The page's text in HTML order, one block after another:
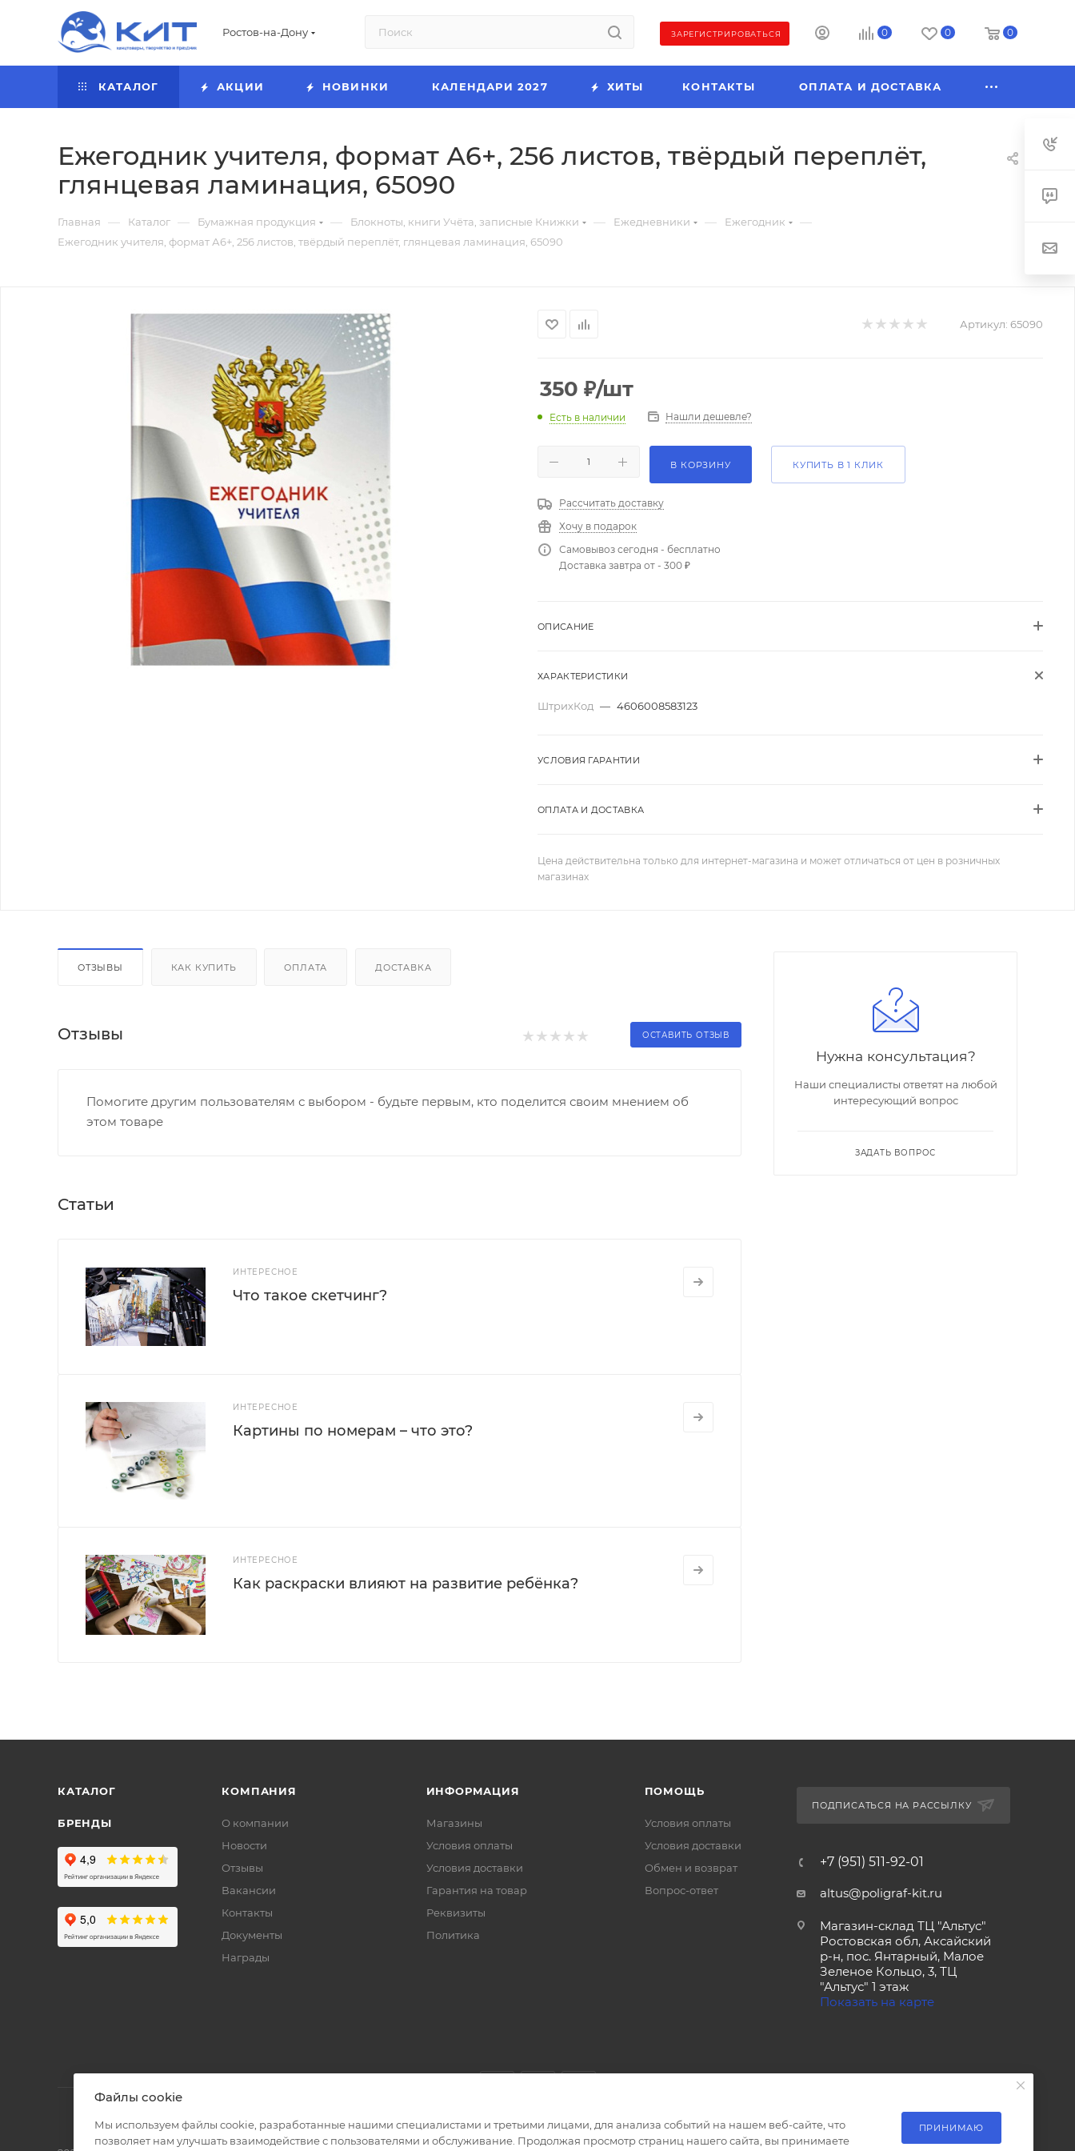
Ростов-на-Дону ЗАРЕГИСТРИРОВАТЬСЯ 0 0 0
КАТАЛОГ АКЦИИ НОВИНКИ КАЛЕНДАРИ 2027 ХИТЫ КОНТАКТЫ ОПЛАТА И ДОСТАВКА
Ежегодник учителя, формат А6+, 256 листов, твёрдый переплёт,
глянцевая ламинация, 65090
Главная — Каталог — Бумажная продукция — Блокноты, книги Учёта, записные Книжки — Ежедневники — Ежегодник —
Ежегодник учителя, формат А6+, 256 листов, твёрдый переплёт, глянцевая ламинация, 65090
Артикул: 65090
350 ₽/шт
Есть в наличии Нашли дешевле?
В КОРЗИНУ КУПИТЬ В 1 КЛИК
Рассчитать доставку
Хочу в подарок
Самовывоз сегодня - бесплатно
Доставка завтра от - 300 ₽
ОПИСАНИЕ
ХАРАКТЕРИСТИКИ
ШтрихКод — 4606008583123
УСЛОВИЯ ГАРАНТИИ
ОПЛАТА И ДОСТАВКА
Цена действительна только для интернет-магазина и может отличаться от цен в розничных
магазинах
ОТЗЫВЫ КАК КУПИТЬ ОПЛАТА ДОСТАВКА
Отзывы ОСТАВИТЬ ОТЗЫВ
Помогите другим пользователям с выбором - будьте первым, кто поделится своим мнением об
этом товаре
Статьи
ИНТЕРЕСНОЕ
Что такое скетчинг?
ИНТЕРЕСНОЕ
Картины по номерам – что это?
ИНТЕРЕСНОЕ
Как раскраски влияют на развитие ребёнка?
Нужна консультация?
Наши специалисты ответят на любой
интересующий вопрос
ЗАДАТЬ ВОПРОС
КАТАЛОГ
БРЕНДЫ
КОМПАНИЯ
О компании
Новости
Отзывы
Вакансии
Контакты
Документы
Награды
ИНФОРМАЦИЯ
Магазины
Условия оплаты
Условия доставки
Гарантия на товар
Реквизиты
Политика
ПОМОЩЬ
Условия оплаты
Условия доставки
Обмен и возврат
Вопрос-ответ
ПОДПИСАТЬСЯ НА РАССЫЛКУ
+7 (951) 511-92-01
altus@poligraf-kit.ru
Магазин-склад ТЦ "Альтус"
Ростовская обл, Аксайский
р-н, пос. Янтарный, Малое
Зеленое Кольцо, 3, ТЦ
"Альтус" 1 этаж
Показать на карте
Файлы cookie
Мы используем файлы cookie, разработанные нашими специалистами и третьими лицами, для анализа событий на нашем веб-сайте, что
позволяет нам улучшать взаимодействие с пользователями и обслуживание. Продолжая просмотр страниц нашего сайта, вы принимаете
ПРИНИМАЮ